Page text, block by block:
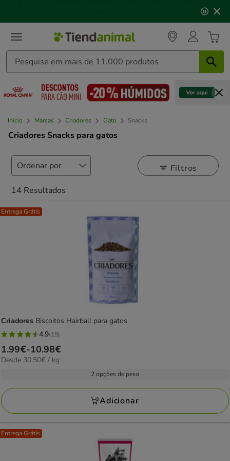
3,
mensagem,
Início Marcas Criadores Gato Snacks
Criadores Snacks para gatos
Filtros
14 Resultados
Entrega Grátis
Criadores Biscoitos Hairball para gatos
4.9
estrelas
com
avaliações
4.9(19)
Preço
de
10.98€
1.99€-10.98€
30.50€
Desde 30.50€ / kg
2 opções de peso
Adicionar
Entrega Grátis